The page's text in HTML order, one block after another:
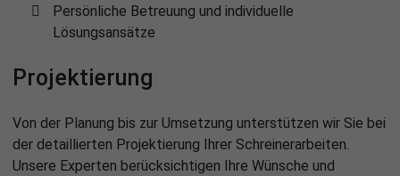
Persönliche Betreuung und individuelle
Lösungsansätze
Projek­tierung
Von der Planung bis zur Umsetzung unterstützen wir Sie bei
der detaillierten Projektierung Ihrer Schreinerarbeiten.
Unsere Experten berücksichtigen Ihre Wünsche und